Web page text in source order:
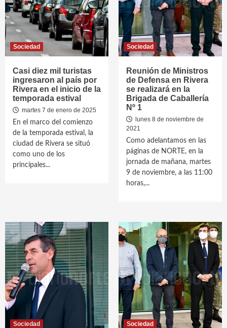
Sociedad
Casi diez mil turistas
ingresaron al país por
Rivera en el inicio de la
temporada estival
martes 7 de enero de 2025
En el marco del comienzo
de la temporada estival, la
ciudad de Rivera se situó
como uno de los
principales...
Sociedad
Reunión de Ministros
de Defensa en Rivera
se realizará en la
Brigada de Caballería
Nº 1
lunes 8 de noviembre de
2021
Como adelantamos en las
páginas de NORTE, en la
jornada de mañana, martes
9 de noviembre, a las 11:00
horas,...
Sociedad Sociedad